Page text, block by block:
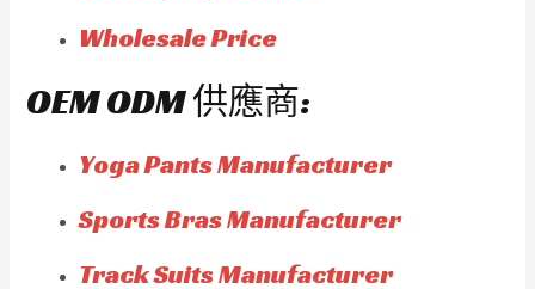
Wholesale Price
OEM ODM 供應商:
Yoga Pants Manufacturer
Sports Bras Manufacturer
Track Suits Manufacturer